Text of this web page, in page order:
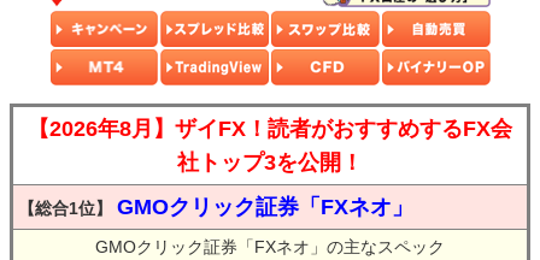
【2026年8月】ザイFX！読者がおすすめするFX会
社トップ3を公開！
【総合1位】 GMOクリック証券「FXネオ」
GMOクリック証券「FXネオ」の主なスペック